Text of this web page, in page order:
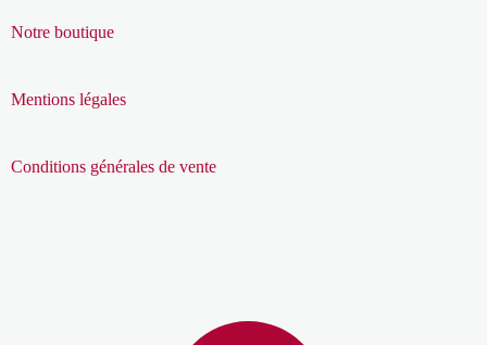
Notre boutique
Mentions légales
Conditions générales de vente